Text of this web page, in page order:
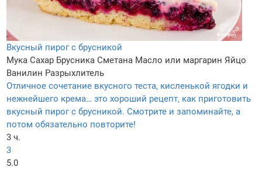
Вкусный пирог с брусникой
Мука Сахар Брусника Сметана Масло или маргарин Яйцо
Ванилин Разрыхлитель
Отличное сочетание вкусного теста, кисленькой ягодки и
нежнейшего крема… это хороший рецепт, как приготовить
вкусный пирог с брусникой. Смотрите и запоминайте, а
потом обязательно повторите!
3 ч.
3
5.0